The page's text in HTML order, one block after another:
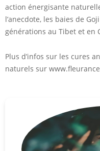
action énergisante
l’anecdote, les baies de
générations au Tibet et en
Plus d’infos sur les cures
naturels sur